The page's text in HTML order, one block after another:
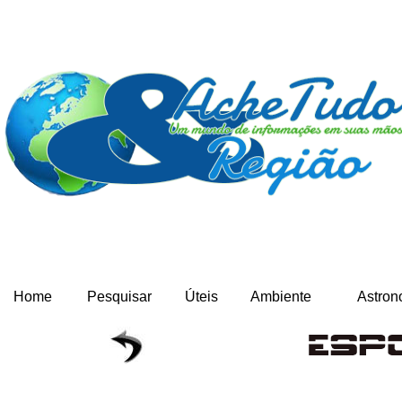
Home Pesquisar Úteis Ambiente